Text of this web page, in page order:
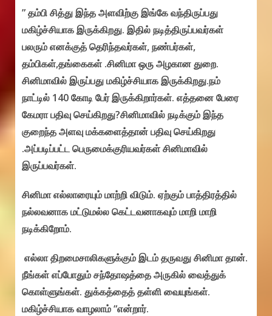
” தம்பி சித்து இந்த அளவிற்கு இங்கே வந்திருப்பது
மகிழ்ச்சியாக இருக்கிறது. இதில் நடித்திருப்பவர்கள்
பலரும் எனக்குத் தெரிந்தவர்கள், நண்பர்கள்,
தம்பிகள்,தங்கைகள் .சினிமா ஒரு அழகான துறை.
சினிமாவில் இருப்பது மகிழ்ச்சியாக இருக்கிறது.நம்
நாட்டில் 140 கோடி பேர் இருக்கிறார்கள். எத்தனை பேரை
கேமரா பதிவு செய்கிறது?சினிமாவில் நடிக்கும் இந்த
குறைந்த அளவு மக்களைத்தான் பதிவு செய்கிறது
.அப்படிப்பட்ட பெருமைக்குரியவர்கள் சினிமாவில்
இருப்பவர்கள்.
சினிமா எல்லாரையும் மாற்றி விடும். ஏற்கும் பாத்திரத்தில்
நல்லவனாக மட்டுமல்ல கெட்டவனாகவும் மாறி மாறி
நடிக்கிறோம்.
எல்லா திறமைசாலிகளுக்கும் இடம் தருவது சினிமா தான்.
நீங்கள் எப்போதும் சந்தோஷத்தை அருகில் வைத்துக்
கொள்ளுங்கள். துக்கத்தைத் தள்ளி வையுங்கள்.
மகிழ்ச்சியாக வாழலாம் “என்றார்.